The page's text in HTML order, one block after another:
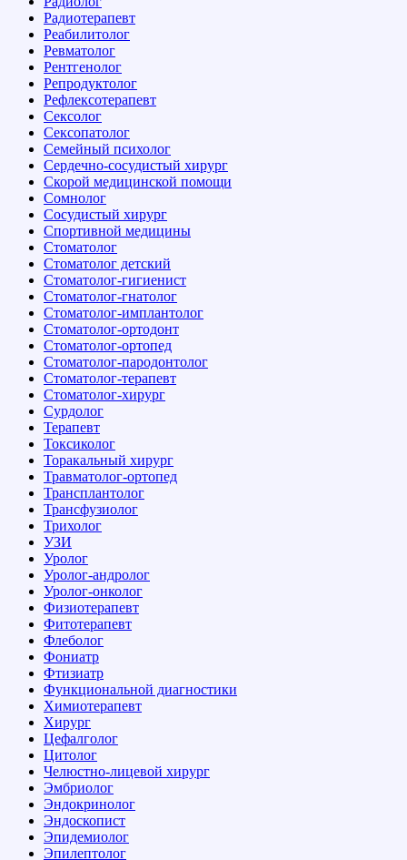
Радиотерапевт
Реабилитолог
Ревматолог
Рентгенолог
Репродуктолог
Рефлексотерапевт
Сексолог
Сексопатолог
Семейный психолог
Сердечно-сосудистый хирург
Скорой медицинской помощи
Сомнолог
Сосудистый хирург
Спортивной медицины
Стоматолог
Стоматолог детский
Стоматолог-гигиенист
Стоматолог-гнатолог
Стоматолог-имплантолог
Стоматолог-ортодонт
Стоматолог-ортопед
Стоматолог-пародонтолог
Стоматолог-терапевт
Стоматолог-хирург
Сурдолог
Терапевт
Токсиколог
Торакальный хирург
Травматолог-ортопед
Трансплантолог
Трансфузиолог
Трихолог
УЗИ
Уролог
Уролог-андролог
Уролог-онколог
Физиотерапевт
Фитотерапевт
Флеболог
Фониатр
Фтизиатр
Функциональной диагностики
Химиотерапевт
Хирург
Цефалголог
Цитолог
Челюстно-лицевой хирург
Эмбриолог
Эндокринолог
Эндоскопист
Эпидемиолог
Эпилептолог